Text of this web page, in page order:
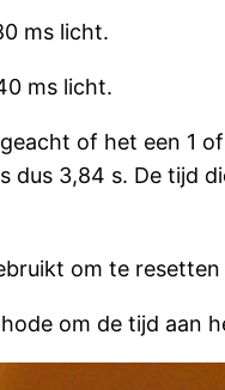
ms licht.
ms licht.
of het een 1
dus 3,84 s. De tijd
om te
om de tijd aan